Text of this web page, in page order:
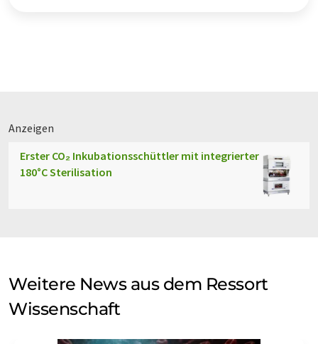
Anzeigen
Erster CO₂ Inkubationsschüttler mit integrierter
180°C Sterilisation
Weitere News aus dem Ressort
Wissenschaft